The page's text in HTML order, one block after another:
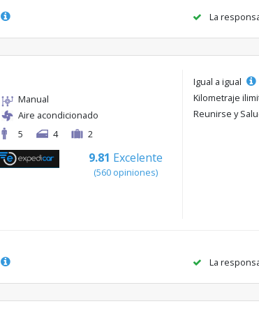
La
Manual
Aire acondicionado
5
4 2
9.81 Excelente
(560 opiniones)
Igual a igual
Kilometraje
Reunirse y
La